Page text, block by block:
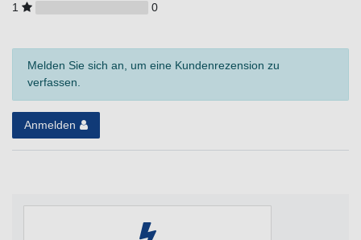
1
0
Melden Sie sich an, um eine Kundenrezension zu
verfassen.
Anmelden